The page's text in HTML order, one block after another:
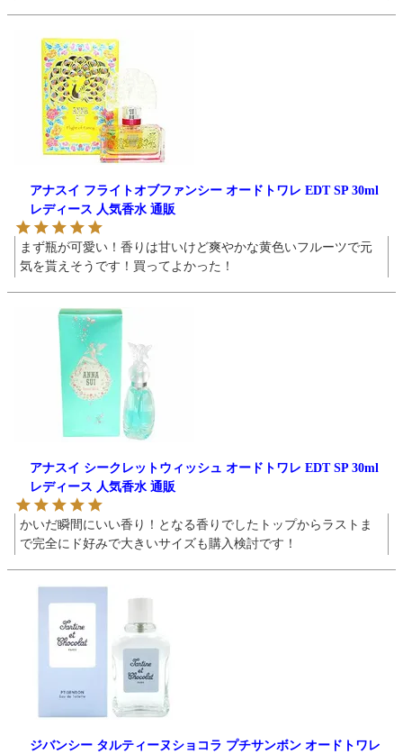
アナスイ フライトオブファンシー オードトワレ EDT SP 30ml
レディース 人気香水 通販
まず瓶が可愛い！香りは甘いけど爽やかな黄色いフルーツで元
気を貰えそうです！買ってよかった！
アナスイ シークレットウィッシュ オードトワレ EDT SP 30ml
レディース 人気香水 通販
かいだ瞬間にいい香り！となる香りでしたトップからラストま
で完全にド好みで大きいサイズも購入検討です！
ジバンシー タルティーヌショコラ プチサンボン オードトワレ